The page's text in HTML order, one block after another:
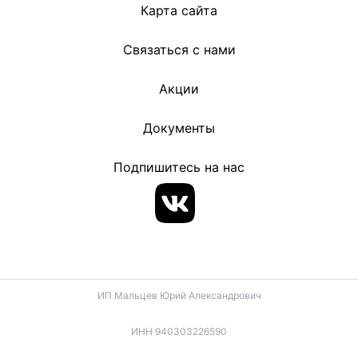
Карта сайта
Связаться с нами
Акции
Документы
Подпишитесь на нас
ИП Мальцев Юрий Александрович
ИНН 940303226590